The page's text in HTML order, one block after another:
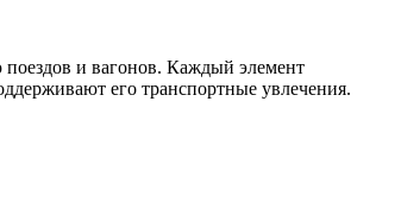
и вагонов. Каждый элемент
его транспортные увлечения.